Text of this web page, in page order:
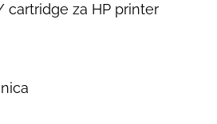
za HP printer